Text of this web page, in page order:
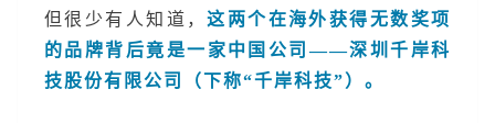
但很少有人知道，这两个在海外获得无数奖项
的品牌背后竟是一家中国公司——深圳千岸科
技股份有限公司（下称“千岸科技”）。